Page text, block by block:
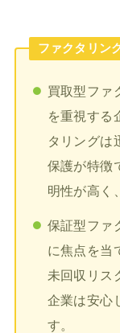
ファクタリン
買取型ファ
を重視する
タリングは
保護が特徴
明性が高く
保証型ファ
に焦点を当
未回収リス
企業は安心
す。